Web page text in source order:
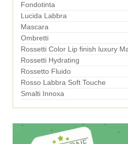
Fondotinta
Lucida Labbra
Mascara
Ombretti
Rossetti Color Lip finish luxury
Rossetti Hydrating
Rossetto Fluido
Rosso Labbra Soft Touche
Smalti Innoxa